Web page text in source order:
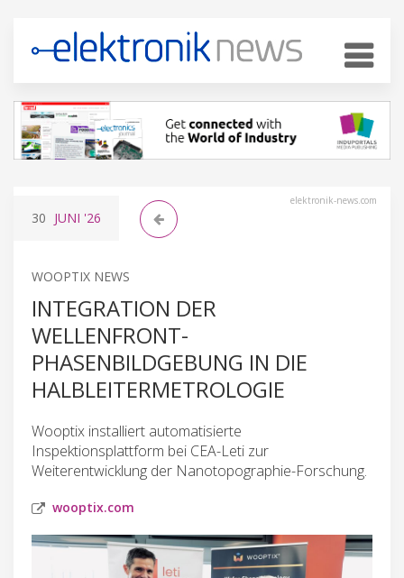
elektronik-news.com
30 JUNI '26
WOOPTIX NEWS
INTEGRATION DER
WELLENFRONT-
PHASENBILDGEBUNG IN DIE
HALBLEITERMETROLOGIE
Wooptix installiert automatisierte
Inspektionsplattform bei CEA-Leti zur
Weiterentwicklung der Nanotopographie-Forschung.
wooptix.com